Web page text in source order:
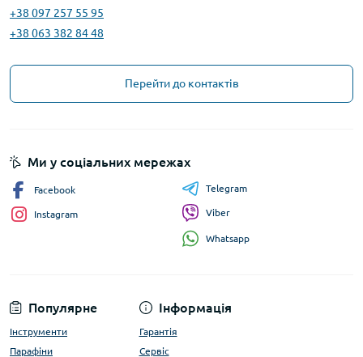
+38 097 257 55 95
+38 063 382 84 48
Перейти до контактів
Популярне
Інструменти
Парафіни
Інформація
Гарантія
Сервіс
Ми у соціальних мережах
Facebook
Instagram
Telegram
Viber
Whatsapp